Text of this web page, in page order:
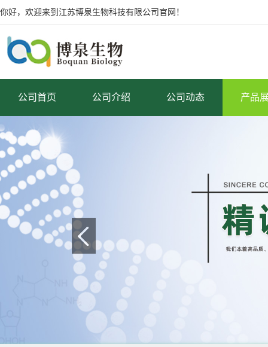
你好，欢迎来到江苏博泉生物科技有限公司官网！
公司首页 公司介绍 公司动态 产品